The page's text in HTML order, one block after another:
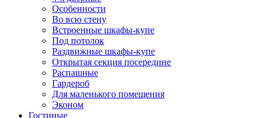
Особенности
Во всю стену
Встроенные шкафы-купе
Под потолок
Раздвижные шкафы-купе
Открытая секция посередине
Распашные
Гардероб
Для маленького помещения
Эконом
Гостиные